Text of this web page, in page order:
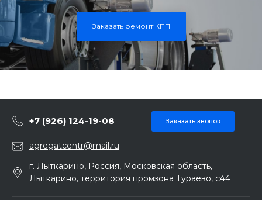
Заказать ремонт КПП
+7 (926) 124-19-08 Заказать звонок
agregatcentr@mail.ru
г. Лыткарино, Россия, Московская область,
Лыткарино, территория промзона Тураево, с44